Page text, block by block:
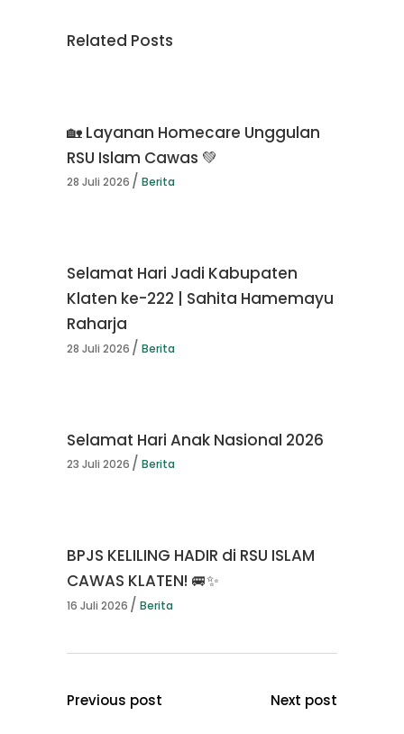
Related Posts
🏡 Layanan Homecare Unggulan
RSU Islam Cawas 💚
28 Juli 2026 Berita
Selamat Hari Jadi Kabupaten
Klaten ke-222 | Sahita Hamemayu
Raharja
28 Juli 2026 Berita
Selamat Hari Anak Nasional 2026
23 Juli 2026 Berita
BPJS KELILING HADIR di RSU ISLAM
CAWAS KLATEN! 🚐✨
16 Juli 2026 Berita
Previous post Next post